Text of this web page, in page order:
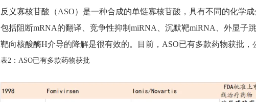
反义寡核苷酸（ASO）是一种合成的单链寡核苷酸，具有不同的化学
包括阻断mRNA的翻译、竞争性抑制miRNA、沉默靶miRNA、外显子
靶向核酸酶H介导的降解是很有效的。目前，ASO已有多款药物获批，
表2：ASO已有多款药物获批